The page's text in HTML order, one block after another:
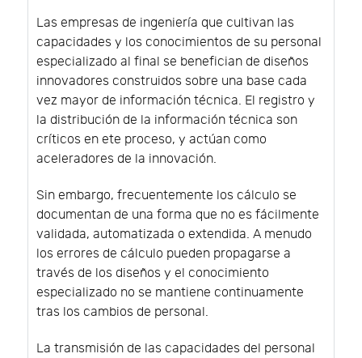
Las empresas de ingeniería que cultivan las
capacidades y los conocimientos de su personal
especializado al final se benefician de diseños
innovadores construidos sobre una base cada
vez mayor de información técnica. El registro y
la distribución de la información técnica son
críticos en ete proceso, y actúan como
aceleradores de la innovación.
Sin embargo, frecuentemente los cálculo se
documentan de una forma que no es fácilmente
validada, automatizada o extendida. A menudo
los errores de cálculo pueden propagarse a
través de los diseños y el conocimiento
especializado no se mantiene continuamente
tras los cambios de personal.
La transmisión de las capacidades del personal